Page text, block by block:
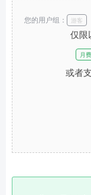
仅限
月
或者
您的用户组： 游客